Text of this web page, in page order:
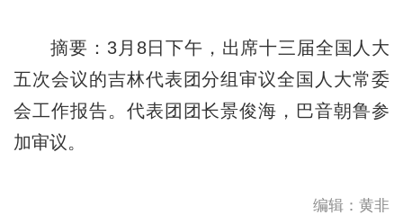
摘要：3月8日下午，出席十三届全国人大
五次会议的吉林代表团分组审议全国人大常委
会工作报告。代表团团长景俊海，巴音朝鲁参
加审议。
编辑：黄非